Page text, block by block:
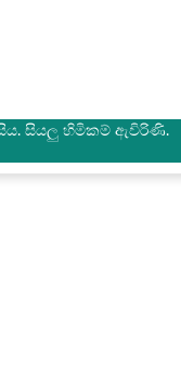
සියලු හිමිකම් ඇවිරිණි.